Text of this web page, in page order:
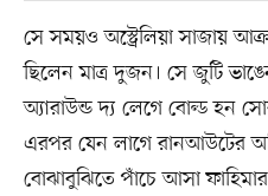
সে সময়ও অস্ট্রেলিয়া সাজায়
ছিলেন মাত্র দুজন। সে জুটি
অ্যারাউন্ড দ্য লেগে বোল্ড হন
এরপর যেন লাগে রানআউটের
বোঝাবুঝিতে পাঁচে আসা